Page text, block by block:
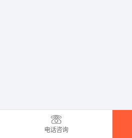
电话咨询